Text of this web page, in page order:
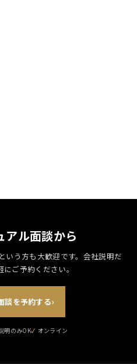
アル面談から
いう方も大歓迎です。 会社説明だ
ご予約ください。
談を予約する›
明のみOK